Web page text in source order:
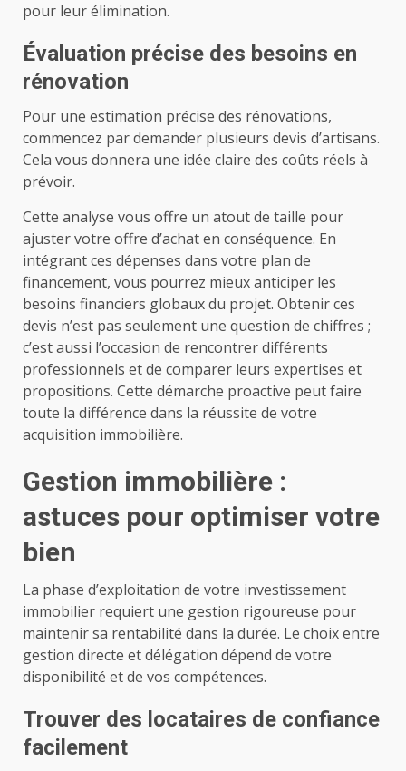
pour leur élimination.
Évaluation précise des besoins en
rénovation
Pour une estimation précise des rénovations,
commencez par demander plusieurs devis d’artisans.
Cela vous donnera une idée claire des coûts réels à
prévoir.
Cette analyse vous offre un atout de taille pour
ajuster votre offre d’achat en conséquence. En
intégrant ces dépenses dans votre plan de
financement, vous pourrez mieux anticiper les
besoins financiers globaux du projet. Obtenir ces
devis n’est pas seulement une question de chiffres ;
c’est aussi l’occasion de rencontrer différents
professionnels et de comparer leurs expertises et
propositions. Cette démarche proactive peut faire
toute la différence dans la réussite de votre
acquisition immobilière.
Gestion immobilière :
astuces pour optimiser votre
bien
La phase d’exploitation de votre investissement
immobilier requiert une gestion rigoureuse pour
maintenir sa rentabilité dans la durée. Le choix entre
gestion directe et délégation dépend de votre
disponibilité et de vos compétences.
Trouver des locataires de confiance
facilement